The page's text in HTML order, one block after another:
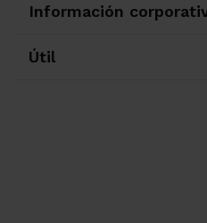
Información
Útil